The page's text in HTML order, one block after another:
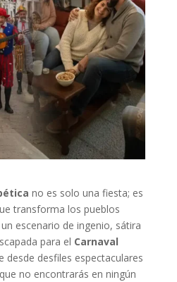
no es solo una fiesta; es
transforma los pueblos
escenario de ingenio, sátira
para el Carnaval
desde desfiles espectaculares
no encontrarás en ningún